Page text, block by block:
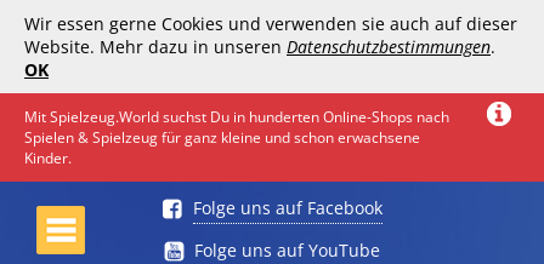
Wir essen gerne Cookies und verwenden sie auch auf dieser
Website. Mehr dazu in unseren Datenschutzbestimmungen.
OK
Mit Spielzeug.World suchst Du in hunderten Online-Shops nach
Spielen & Spielzeug für ganz kleine und schon erwachsene
Kinder.
Folge uns auf Facebook
Folge uns auf YouTube